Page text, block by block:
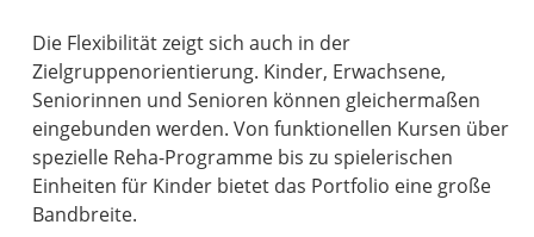
Die Flexibilität zeigt sich auch in der
Zielgruppenorientierung. Kinder, Erwachsene,
Seniorinnen und Senioren können gleichermaßen
eingebunden werden. Von funktionellen Kursen über
spezielle Reha-Programme bis zu spielerischen
Einheiten für Kinder bietet das Portfolio eine große
Bandbreite.